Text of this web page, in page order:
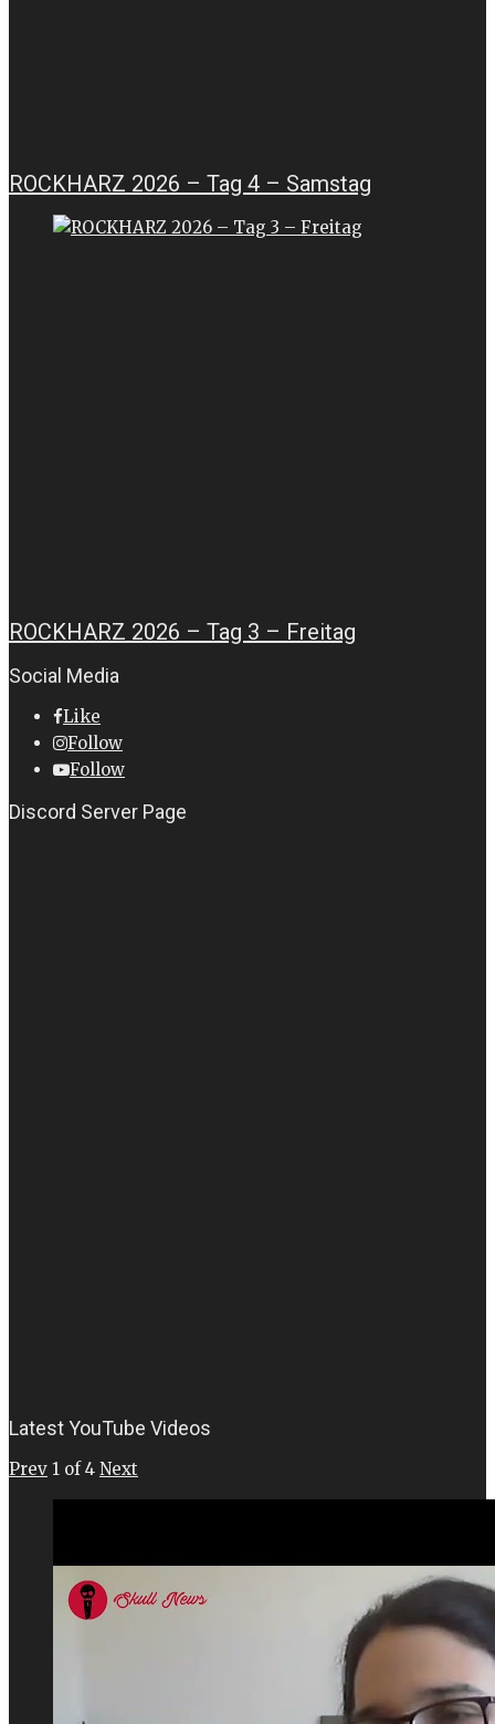
ROCKHARZ 2026 – Tag 4 – Samstag
ROCKHARZ 2026 – Tag 3 – Freitag
Social Media
Like
Follow
Follow
Discord Server Page
Latest YouTube Videos
Prev 1 of 4 Next